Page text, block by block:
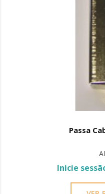
Passa
Inicie